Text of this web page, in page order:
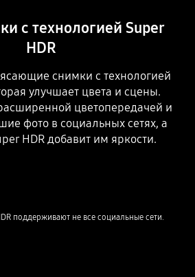
с технологией Super
HDR
снимки с технологией
улучшает цвета и сцены.
цветопередачей и
фото в социальных сетях, а
HDR добавит им яркости.
поддерживают не все социальные сети.